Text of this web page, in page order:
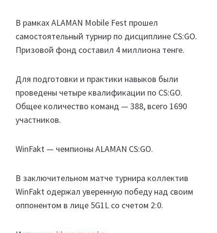
В рамках ALAMAN Mobile Fest прошел
самостоятельный турнир по дисциплине CS:GO.
Призовой фонд составил 4 миллиона тенге.
Для подготовки и практики навыков были
проведены четыре квалификации по CS:GO.
Общее количество команд — 388, всего 1690
участников.
WinFakt — чемпионы ALAMAN CS:GO.
В заключительном матче турнира коллектив
WinFakt одержал уверенную победу над своим
оппонентом в лице 5G1L со счетом 2:0.